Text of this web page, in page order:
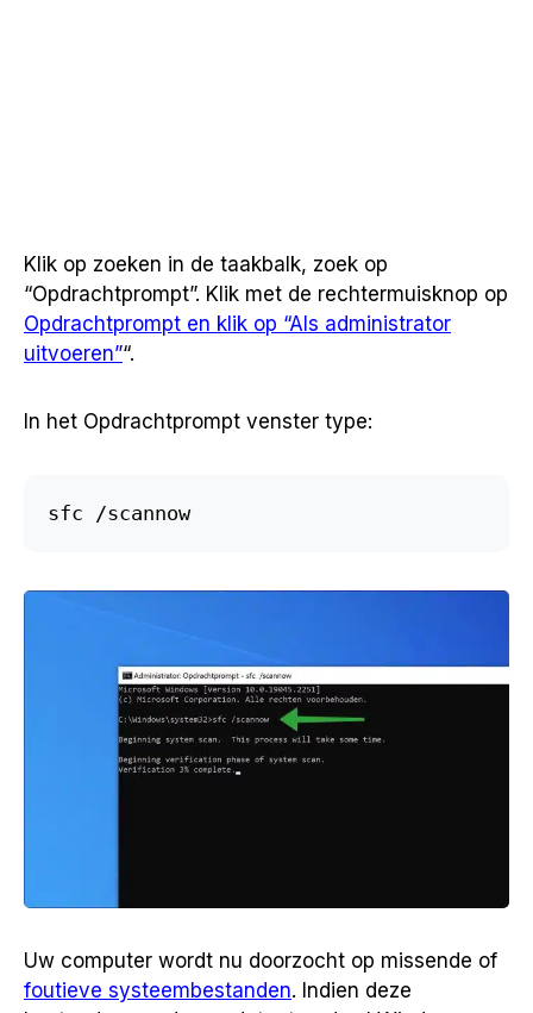
Klik op zoeken in de taakbalk, zoek op
“Opdrachtprompt”. Klik met de rechtermuisknop op
Opdrachtprompt en klik op “Als administrator
uitvoeren”“.
In het Opdrachtprompt venster type:
sfc /scannow
Uw computer wordt nu doorzocht op missende of
foutieve systeembestanden. Indien deze